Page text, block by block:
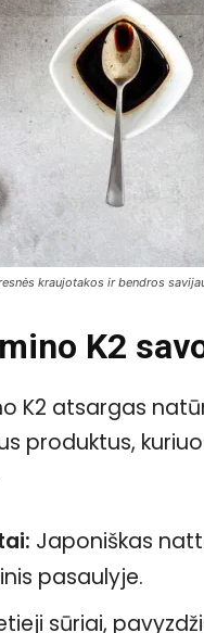
kraujotakos ir bendros
K2
K2 atsargas
produktus,
Japoniškas
pasaulyje.
sūriai,